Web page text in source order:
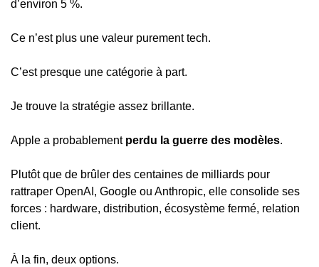
d’environ 5 %.
Ce n’est plus une valeur purement tech.
C’est presque une catégorie à part.
Je trouve la stratégie assez brillante.
Apple a probablement perdu la guerre des modèles.
Plutôt que de brûler des centaines de milliards pour
rattraper OpenAI, Google ou Anthropic, elle consolide ses
forces : hardware, distribution, écosystème fermé, relation
client.
À la fin, deux options.